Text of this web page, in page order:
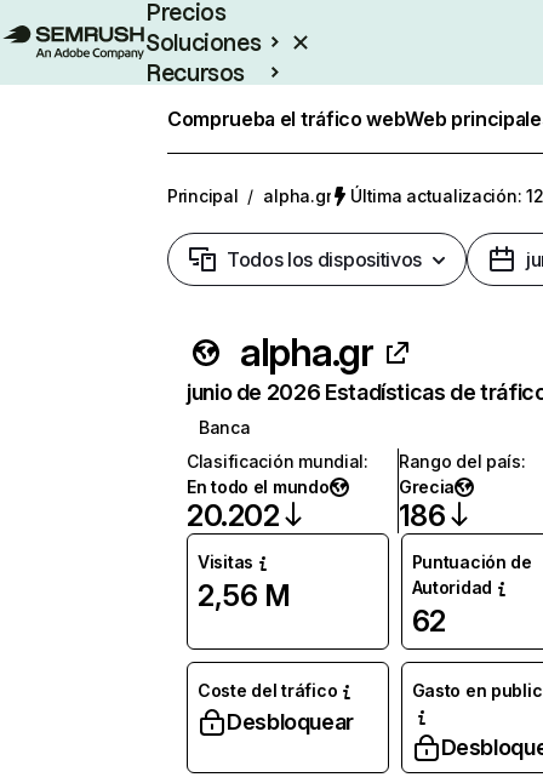
Precios
Soluciones
Recursos
Comprueba el tráfico webWeb
Principal / alpha.gr Última actualización:
Todos los dispositivos
alpha.gr
junio de 2026 Estadísticas de
Banca
Clasificación mundial:
En todo el mundo
20.202
Rango del país:
Grecia
186
Visitas
2,56 M
Puntuación de
Autoridad
62
Coste del tráfico
Desbloquear
Gasto en